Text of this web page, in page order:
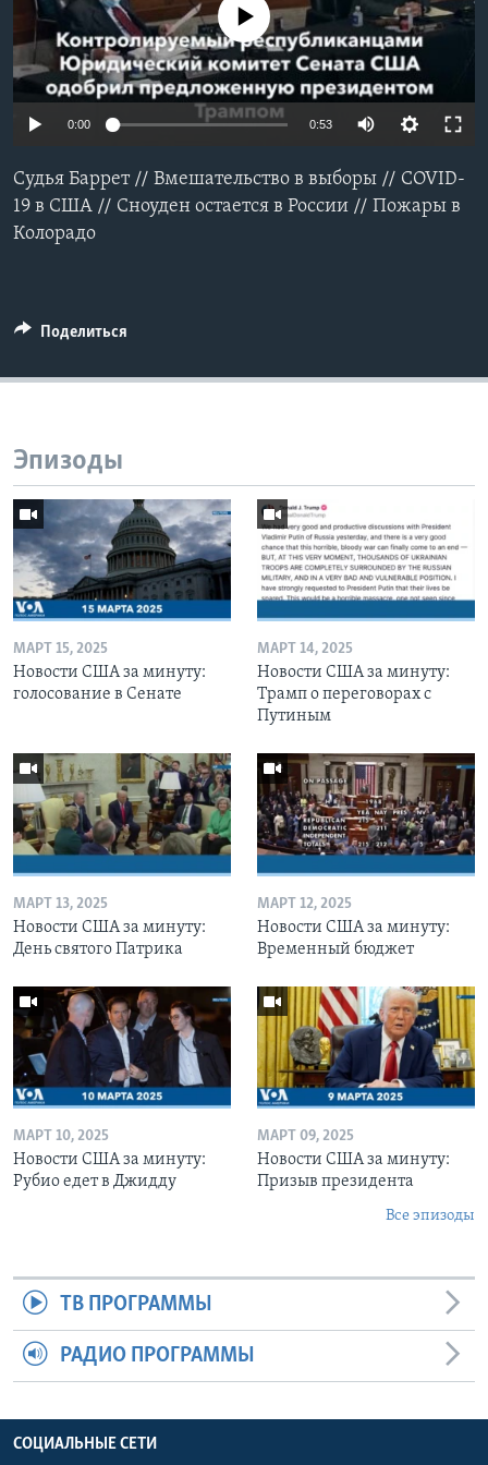
Learning English
СОЦИАЛЬНЫЕ СЕТИ
Языки
No media source currently available
0:00 0:53
Судья Баррет // Вмешательство в выборы // COVID-
19 в США // Сноуден остается в России // Пожары в
Колорадо
Поделиться
Эпизоды
МАРТ 15, 2025
Новости США за минуту:
голосование в Сенате
МАРТ 14, 2025
Новости США за минуту:
Трамп о переговорах с
Путиным
МАРТ 13, 2025
Новости США за минуту:
День святого Патрика
МАРТ 12, 2025
Новости США за минуту:
Временный бюджет
МАРТ 10, 2025
Новости США за минуту:
Рубио едет в Джидду
МАРТ 09, 2025
Новости США за минуту:
Призыв президента
Все эпизоды
ТВ ПРОГРАММЫ
РАДИО ПРОГРАММЫ
СОЦИАЛЬНЫЕ СЕТИ